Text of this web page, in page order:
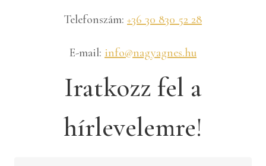
Telefonszám: +36 30 830 52 28
E-mail: info@nagyagnes.hu
Iratkozz fel a
hírlevelemre!